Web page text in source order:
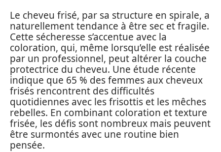
Le cheveu frisé, par sa structure en spirale, a
naturellement tendance à être sec et fragile.
Cette sécheresse s’accentue avec la
coloration, qui, même lorsqu’elle est réalisée
par un professionnel, peut altérer la couche
protectrice du cheveu. Une étude récente
indique que 65 % des femmes aux cheveux
frisés rencontrent des difficultés
quotidiennes avec les frisottis et les mêches
rebelles. En combinant coloration et texture
frisée, les défis sont nombreux mais peuvent
être surmontés avec une routine bien
pensée.